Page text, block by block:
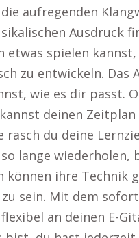
aufregenden
Ausdruck
etwas spielen
zu entwickeln. Das
wie es dir passt.
deinen
rasch du deine
lange wiederholen,
können ihre Technik
sein. Mit dem
an deinen E-